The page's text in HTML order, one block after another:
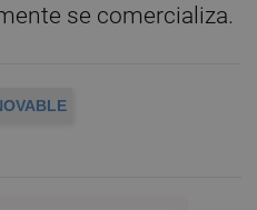
se comercializa.